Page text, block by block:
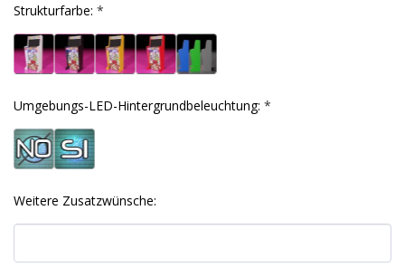
Strukturfarbe: *
Umgebungs-LED-Hintergrundbeleuchtung: *
Weitere Zusatzwünsche: